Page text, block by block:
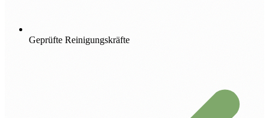
Geprüfte Reinigungskräfte